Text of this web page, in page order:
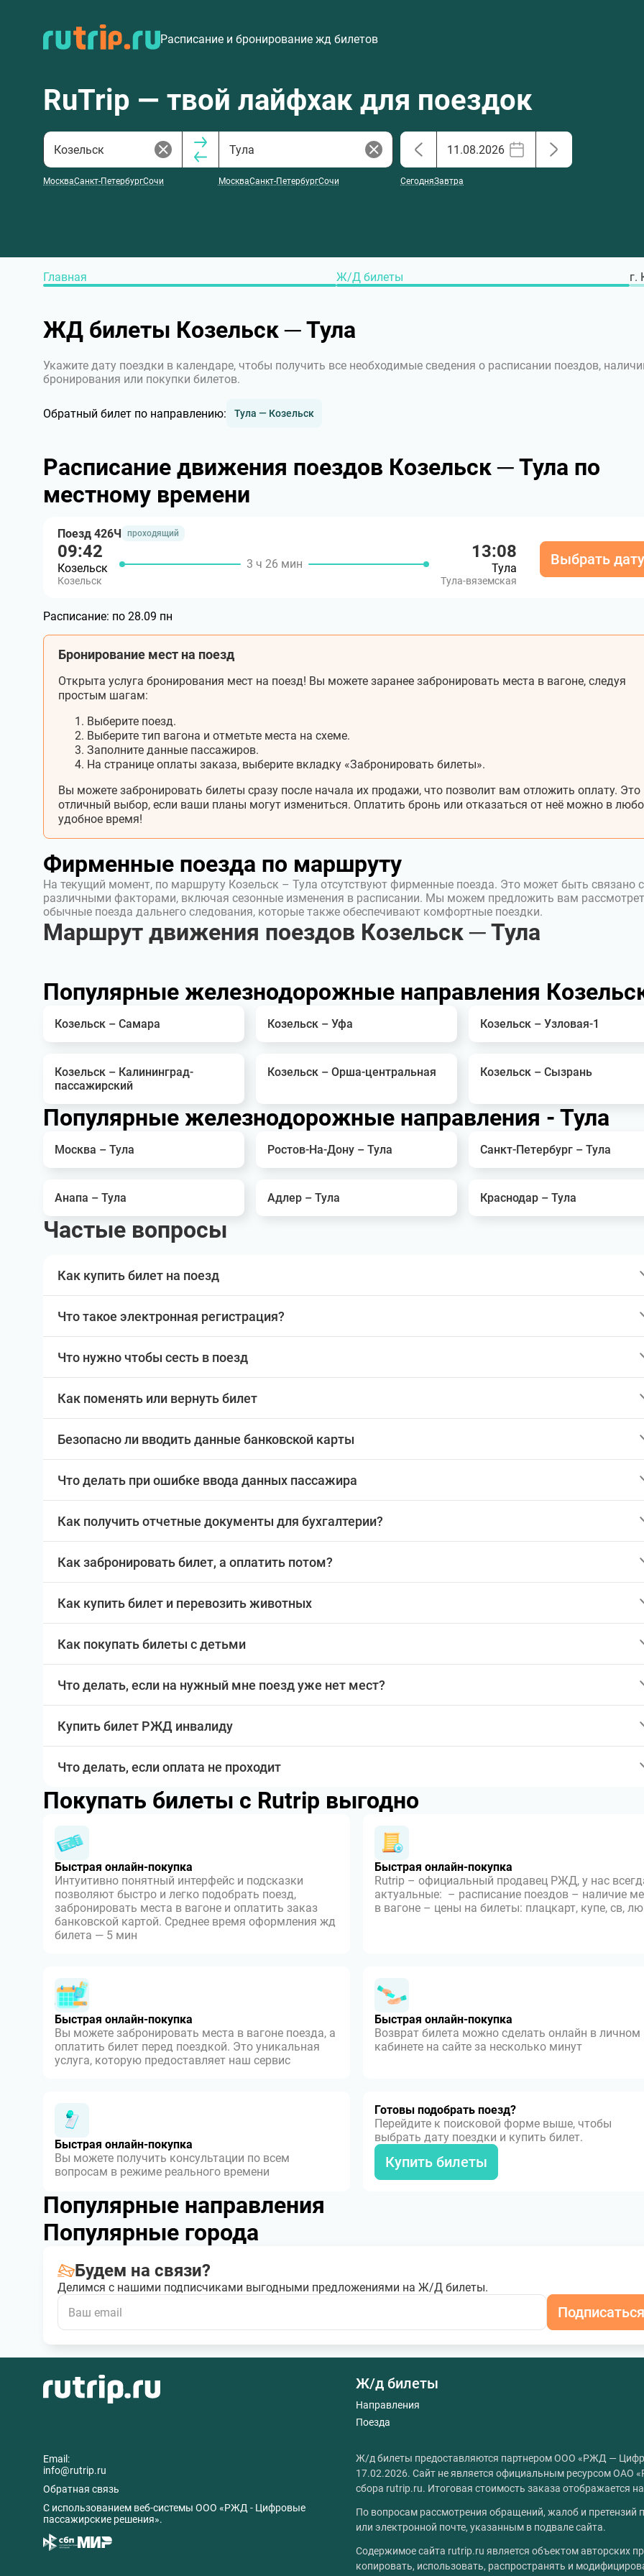
Расписание и бронирование жд билетов
RuTrip — твой лайфхак для поездок
МоскваСанкт-ПетербургСочи МоскваСанкт-ПетербургСочи СегодняЗавтра
Главная Ж/Д билеты г.
ЖД билеты Козельск ─ Тула
Укажите дату поездки в календаре, чтобы получить все необходимые сведения о расписании поездов,
бронирования или покупки билетов.
Обратный билет по направлению: Тула — Козельск
Расписание движения поездов Козельск ─ Тула по
местному времени
Поезд 426Ч проходящий
09:42
Козельск
Козельск
3 ч 26 мин
13:08
Тула
Тула-вяземская
Выбрать дату
Расписание: по 28.09 пн
Бронирование мест на поезд
Открыта услуга бронирования мест на поезд! Вы можете заранее забронировать места в вагоне, следуя
простым шагам:
Выберите поезд.
Выберите тип вагона и отметьте места на схеме.
Заполните данные пассажиров.
На странице оплаты заказа, выберите вкладку «Забронировать билеты».
Вы можете забронировать билеты сразу после начала их продажи, что позволит вам отложить оплату. Это
отличный выбор, если ваши планы могут измениться. Оплатить бронь или отказаться от неё можно в
удобное время!
Фирменные поезда по маршруту
На текущий момент, по маршруту Козельск – Тула отсутствуют фирменные поезда. Это может быть связано с
различными факторами, включая сезонные изменения в расписании. Мы можем предложить вам
обычные поезда дальнего следования, которые также обеспечивают комфортные поездки.
Маршрут движения поездов Козельск ─ Тула
Популярные железнодорожные направления
Козельск – Самара Козельск – Уфа Козельск – Узловая-1
Козельск – Калининград-
пассажирский
Козельск – Орша-центральная Козельск – Сызрань
Популярные железнодорожные направления - Тула
Москва – Тула Ростов-На-Дону – Тула Санкт-Петербург – Тула
Анапа – Тула Адлер – Тула Краснодар – Тула
Частые вопросы
Как купить билет на поезд
Что такое электронная регистрация?
Что нужно чтобы сесть в поезд
Как поменять или вернуть билет
Безопасно ли вводить данные банковской карты
Что делать при ошибке ввода данных пассажира
Как получить отчетные документы для бухгалтерии?
Как забронировать билет, а оплатить потом?
Как купить билет и перевозить животных
Как покупать билеты с детьми
Что делать, если на нужный мне поезд уже нет мест?
Купить билет РЖД инвалиду
Что делать, если оплата не проходит
Покупать билеты с Rutrip выгодно
Быстрая онлайн-покупка
Интуитивно понятный интерфейс и подсказки
позволяют быстро и легко подобрать поезд,
забронировать места в вагоне и оплатить заказ
банковской картой. Среднее время оформления жд
билета — 5 мин
Быстрая онлайн-покупка
Rutrip – официальный продавец РЖД, у нас
актуальные: – расписание поездов – наличие
в вагоне – цены на билеты: плацкарт, купе, св,
Быстрая онлайн-покупка
Вы можете забронировать места в вагоне поезда, а
оплатить билет перед поездкой. Это уникальная
услуга, которую предоставляет наш сервис
Быстрая онлайн-покупка
Возврат билета можно сделать онлайн в личном
кабинете на сайте за несколько минут
Быстрая онлайн-покупка
Вы можете получить консультации по всем
вопросам в режиме реального времени
Готовы подобрать поезд?
Перейдите к поисковой форме выше, чтобы
выбрать дату поездки и купить билет.
Купить билеты
Популярные направления
Популярные города
Будем на связи?
Делимся с нашими подписчиками выгодными предложениями на Ж/Д билеты.
Подписаться
Email:
info@rutrip.ru
Обратная связь
C использованием веб-системы ООО «РЖД - Цифровые
пассажирские решения».
Ж/д билеты
Направления
Поезда
Ж/д билеты предоставляются партнером ООО «РЖД —
17.02.2026. Сайт не является официальным ресурсом ОАО
сбора rutrip.ru. Итоговая стоимость заказа отображается
По вопросам рассмотрения обращений, жалоб и
или электронной почте, указанным в подвале сайта.
Содержимое сайта rutrip.ru является объектом авторских
копировать, использовать, распространять и